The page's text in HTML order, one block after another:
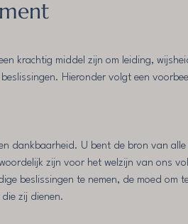
krachtig middel zijn om leiding,
Hieronder volgt een
dankbaarheid. U bent de bron van
zijn voor het welzijn van ons
beslissingen te nemen, de moed om
zij dienen.